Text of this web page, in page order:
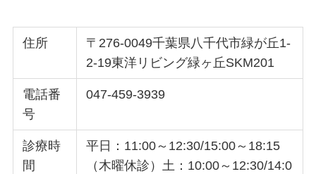
住所
〒276-0049千葉県八千代市緑が丘1-
2-19東洋リビング緑ヶ丘SKM201
電話番
号
047-459-3939
診療時
間
平日：11:00～12:30/15:00～18:15
（木曜休診）土：10:00～12:30/14:0